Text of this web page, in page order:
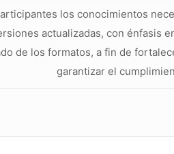
los conocimientos
actualizadas, con énfasis
de los formatos, a fin de
garantizar el